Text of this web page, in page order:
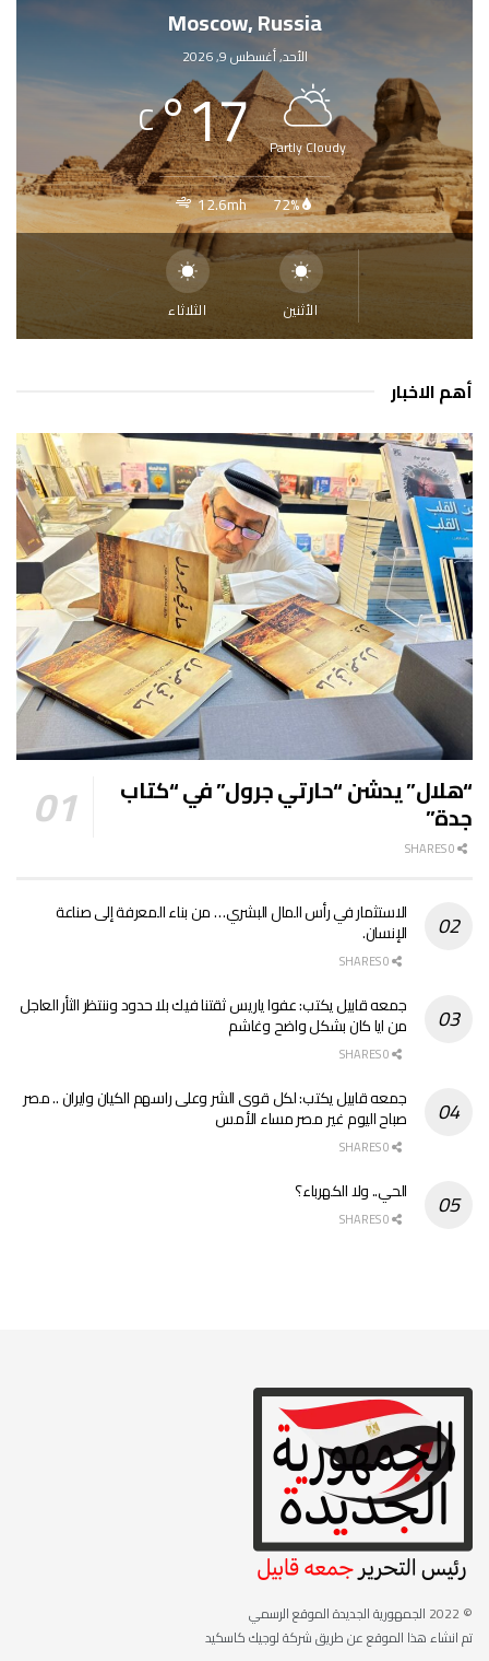
Moscow, Russia
الأحد, أغسطس 9, 2026
Partly Cloudy
17
°
C
72%
12.6mh
الأثنين الثلاثاء
أهم الاخبار
“هلال” يدشن “حارتي جرول” في “كتاب
جدة”
الاستثمار في رأس المال البشري… من بناء المعرفة إلى صناعة
الإنسان.
جمعه قابيل يكتب: عفوا ياريس ثقتنا فيك بلا حدود وننتظر الثأر العاجل
من ايا كان بشكل واضح وغاشم
جمعه قابيل يكتب: لكل قوى الشر وعلى راسهم الكيان وايران .. مصر
صباح اليوم غير مصر مساء الأمس
الحي.. ولا الكهرباء؟
© 2022
الجمهورية الجديدة الموقع الرسمي
تم انشاء هذا الموقع عن طريق شركة لوجيك كاسكيد